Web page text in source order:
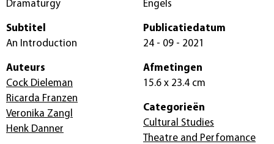
Dramaturgy
Subtitel
An Introduction
Auteurs
Cock Dieleman
Ricarda Franzen
Veronika Zangl
Henk Danner
Engels
Publicatiedatum
24 - 09 - 2021
Afmetingen
15.6 x 23.4 cm
Categorieën
Cultural Studies
Theatre and Perfomance